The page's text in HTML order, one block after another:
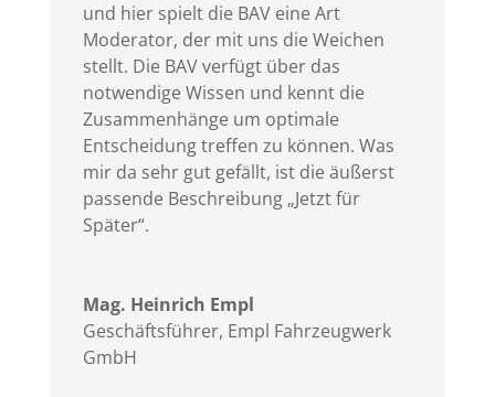
und hier spielt die BAV eine Art
Moderator, der mit uns die Weichen
stellt. Die BAV verfügt über das
notwendige Wissen und kennt die
Zusammenhänge um optimale
Entscheidung treffen zu können. Was
mir da sehr gut gefällt, ist die äußerst
passende Beschreibung „Jetzt für
Später“.
Mag. Heinrich Empl
Geschäftsführer, Empl Fahrzeugwerk
GmbH